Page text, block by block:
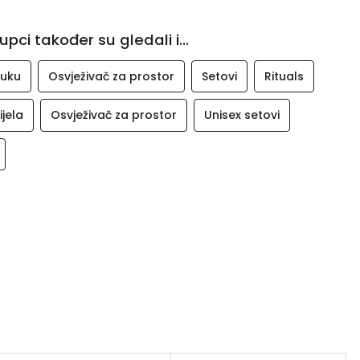
također su gledali i...
Osvježivač za prostor Setovi Rituals
Osvježivač za prostor Unisex setovi